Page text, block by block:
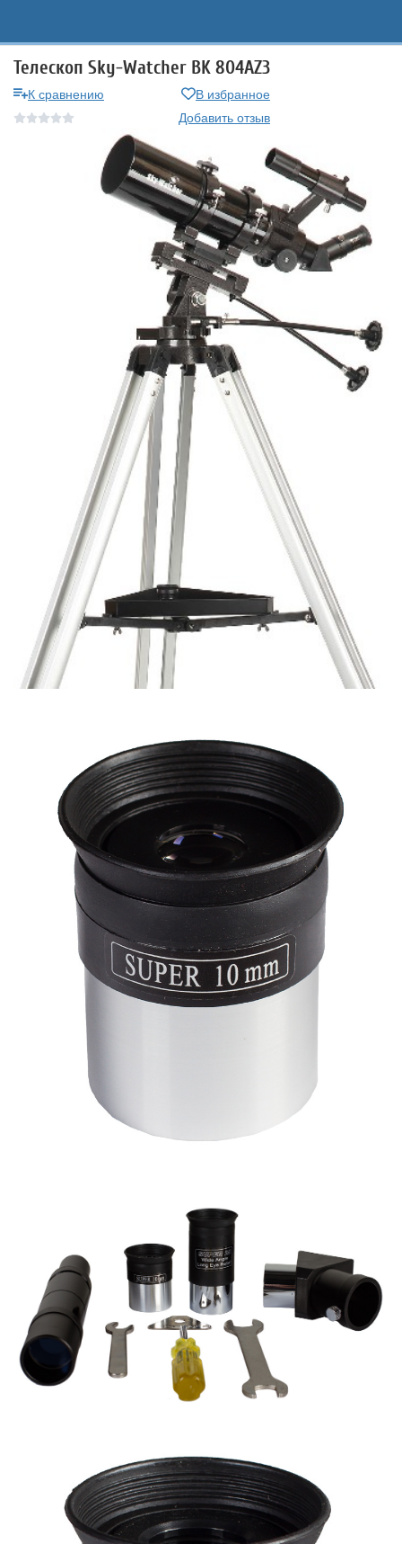
Телескоп Sky-Watcher BK 804AZ3
К сравнению
В избранное
Добавить отзыв